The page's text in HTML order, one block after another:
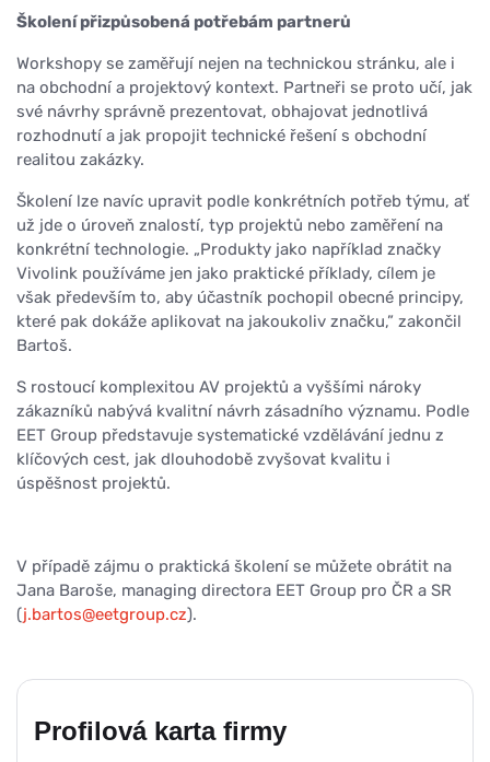
Školení přizpůsobená potřebám partnerů
Workshopy se zaměřují nejen na technickou stránku, ale i
na obchodní a projektový kontext. Partneři se proto učí, jak
své návrhy správně prezentovat, obhajovat jednotlivá
rozhodnutí a jak propojit technické řešení s obchodní
realitou zakázky.
Školení lze navíc upravit podle konkrétních potřeb týmu, ať
už jde o úroveň znalostí, typ projektů nebo zaměření na
konkrétní technologie. „Produkty jako například značky
Vivolink používáme jen jako praktické příklady, cílem je
však především to, aby účastník pochopil obecné principy,
které pak dokáže aplikovat na jakoukoliv značku,” zakončil
Bartoš.
S rostoucí komplexitou AV projektů a vyššími nároky
zákazníků nabývá kvalitní návrh zásadního významu. Podle
EET Group představuje systematické vzdělávání jednu z
klíčových cest, jak dlouhodobě zvyšovat kvalitu i
úspěšnost projektů.
V případě zájmu o praktická školení se můžete obrátit na
Jana Baroše, managing directora EET Group pro ČR a SR
(j.bartos@eetgroup.cz).
Profilová karta firmy